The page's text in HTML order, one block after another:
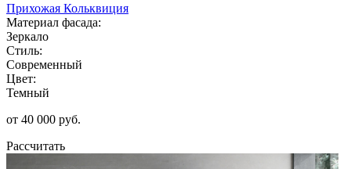
Прихожая Кольквиция
Материал фасада:
Зеркало
Стиль:
Современный
Цвет:
Темный
от 40 000 руб.
Рассчитать